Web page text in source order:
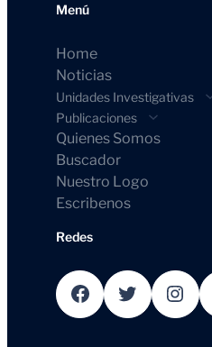
Menú
Home
Noticias
Unidades Investigativas
Publicaciones
Quienes Somos
Buscador
Nuestro Logo
Escribenos
Redes
Facebook Twitter Instagram